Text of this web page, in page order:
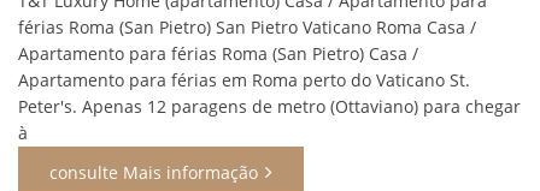
férias Roma (San Pietro) San Pietro Vaticano Roma Casa /
Apartamento para férias Roma (San Pietro) Casa /
Apartamento para férias em Roma perto do Vaticano St.
Peter's. Apenas 12 paragens de metro (Ottaviano) para chegar
à
consulte Mais informação